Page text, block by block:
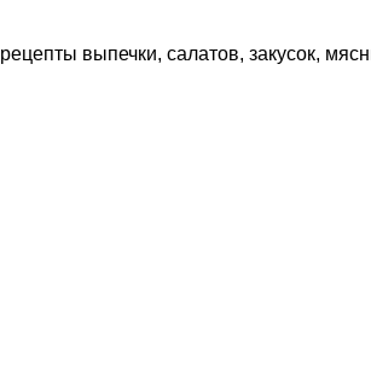
рецепты выпечки, салатов, закусок,